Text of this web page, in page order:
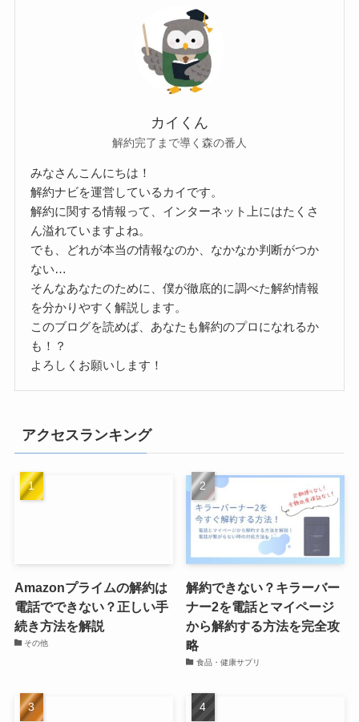
カイくん
解約完了まで導く森の番人
みなさんこんにちは！
解約ナビを運営しているカイです。
解約に関する情報って、インターネット上にはたくさ
ん溢れていますよね。
でも、どれが本当の情報なのか、なかなか判断がつか
ない…
そんなあなたのために、僕が徹底的に調べた解約情報
を分かりやすく解説します。
このブログを読めば、あなたも解約のプロになれるか
も！？
よろしくお願いします！
アクセスランキング
Amazonプライムの解約は
電話でできない？正しい手
続き方法を解説
その他
解約できない？キラーバー
ナー2を電話とマイページ
から解約する方法を完全攻
略
食品・健康サプリ